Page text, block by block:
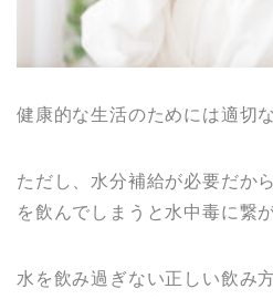
健康的な生活のためには適切
ただし、水分補給が必要だか
を飲んでしまうと水中毒に繋
水を飲み過ぎない正しい飲み